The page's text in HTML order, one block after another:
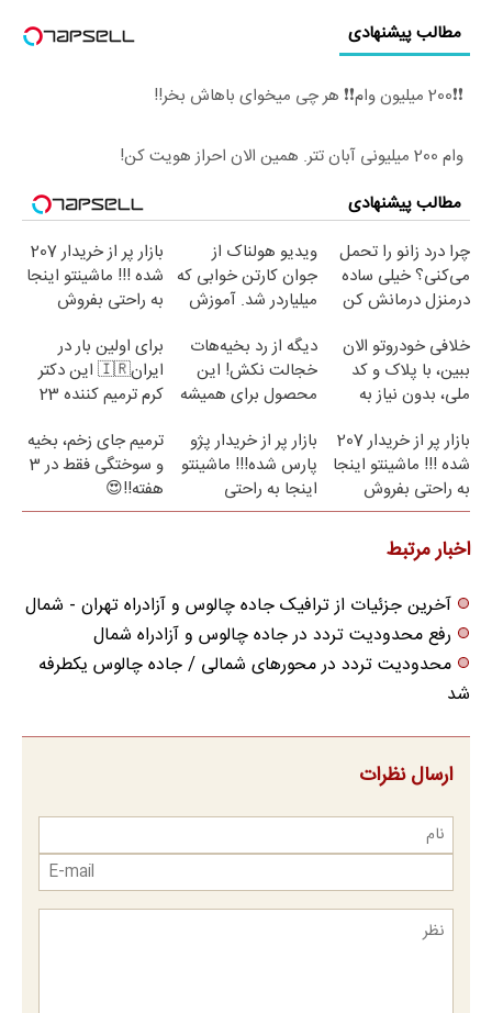
مطالب پیشنهادی
❗❗200 میلیون وام❗❗ هر چی میخوای باهاش بخر!!
وام 200 میلیونی آبان تتر. همین الان احراز هویت کن!
مطالب پیشنهادی
چرا درد زانو را تحمل
می‌کنی؟ خیلی ساده
درمنزل درمانش کن
ویدیو هولناک از
جوان کارتن خوابی که
میلیاردر شد. آموزش
بازار پر از خریدار 207
شده !!! ماشینتو اینجا
به راحتی بفروش
خلافی خودروتو الان
ببین، با پلاک و کد
ملی، بدون نیاز به
دیگه از رد بخیه‌هات
خجالت نکش! این
محصول برای همیشه
برای اولین بار در
ایران🇮🇷 این دکتر
کرم ترمیم کننده 23
بازار پر از خریدار 207
شده !!! ماشینتو اینجا
به راحتی بفروش
بازار پر از خریدار پژو
پارس شده!!! ماشینتو
اینجا به راحتی
بفروش
ترمیم جای زخم، بخیه
و سوختگی فقط در 3
هفته!!😍
اخبار مرتبط
آخرین جزئیات از ترافیک جاده چالوس و آزادراه تهران - شمال
رفع محدودیت تردد در جاده چالوس و آزادراه شمال
محدودیت تردد در محورهای شمالی / جاده چالوس یکطرفه
شد
ارسال نظرات